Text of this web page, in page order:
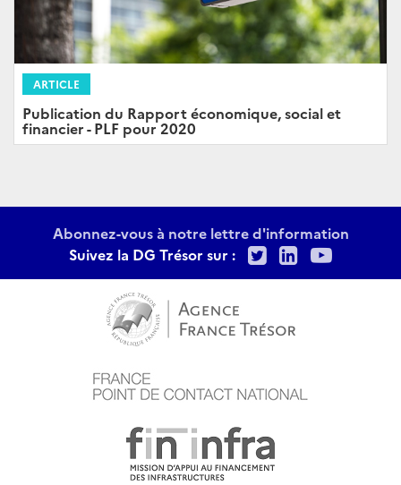
ARTICLE
Publication du Rapport économique, social et
financier - PLF pour 2020
Abonnez-vous à notre lettre d'information
Suivez la DG Trésor sur :
TwitterLinkedIn